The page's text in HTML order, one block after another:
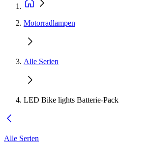
Motorradlampen
Alle Serien
LED Bike lights Batterie-Pack
Alle Serien